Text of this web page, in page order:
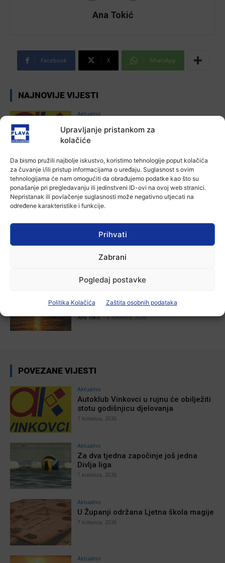
Upravljanje pristankom za
kolačiće
Da bismo pružili najbolje iskustvo, koristimo tehnologije poput kolačića
za čuvanje i/ili pristup informacijama o uređaju. Suglasnost s ovim
tehnologijama će nam omogućiti da obrađujemo podatke kao što su
ponašanje pri pregledavanju ili jedinstveni ID-ovi na ovoj web stranici.
Nepristanak ili povlačenje suglasnosti može negativno utjecati na
određene karakteristike i funkcije.
Prihvati
Zabrani
Pogledaj postavke
Politika Kolačića Zaštita osobnih podataka
Ana Tokić
Facebook X WhatsApp
NAJNOVIJE VIJESTI
Aktualno
stotu godišnjicu djelovanja
7 kolovoza, 2026
Aktualno
Za dva tjedna započinje još jedna
Divlja liga
Ana Tokić -
Aktualno
U Županji održana Ljetna škola magije
Zbog niskog vodostaja otežana
plovidba na Dunavu
Ana Tokić - 6 kolovoza, 2026
POVEZANE VIJESTI
Aktualno
Autoklub Vinkovci u rujnu će obilježiti
stotu godišnjicu djelovanja
7 kolovoza, 2026
Aktualno
Za dva tjedna započinje još jedna
Divlja liga
7 kolovoza, 2026
Aktualno
U Županji održana Ljetna škola magije
7 kolovoza, 2026
Aktualno